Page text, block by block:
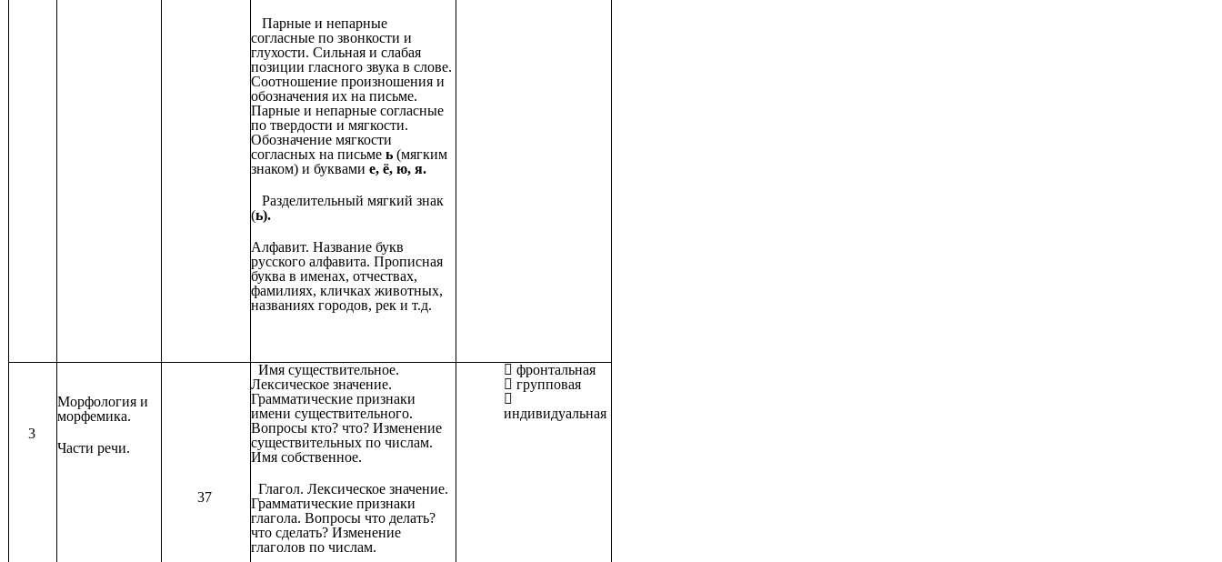
Парные и непарные
согласные по звонкости и
глухости. Сильная и слабая
позиции гласного звука в слове.
Соотношение произношения и
обозначения их на письме.
Парные и непарные согласные
по твердости и мягкости.
Обозначение мягкости
согласных на письме ь (мягким
знаком) и буквами е, ё, ю, я.
Разделительный мягкий знак
(ь).
Алфавит. Название букв
русского алфавита. Прописная
буква в именах, отчествах,
фамилиях, кличках животных,
названиях городов, рек и т.д.
3
Морфология и
морфемика.
Части речи.
37
Имя существительное.
Лексическое значение.
Грамматические признаки
имени существительного.
Вопросы кто? что? Изменение
существительных по числам.
Имя собственное.
Глагол. Лексическое значение.
Грамматические признаки
глагола. Вопросы что делать?
что сделать? Изменение
глаголов по числам.
фронтальная
групповая
индивидуальная